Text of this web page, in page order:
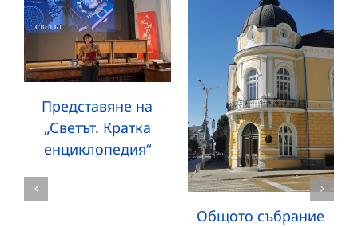
Представяне на
„Светът. Кратка
енциклопедия“
Общото събрание